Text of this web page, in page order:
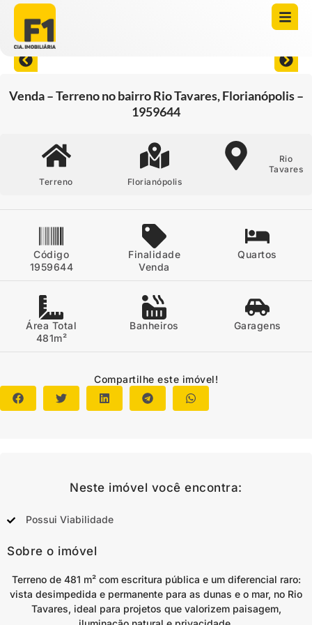
Venda – Terreno no bairro Rio Tavares, Florianópolis –
1959644
Terreno Florianópolis
Rio
Tavares
Código
1959644
Finalidade
Venda
Quartos
Área Total
481m²
Banheiros Garagens
Compartilhe este imóvel!
Neste imóvel você encontra:
Possui Viabilidade
Sobre o imóvel
Terreno de 481 m² com escritura pública e um diferencial raro:
vista desimpedida e permanente para as dunas e o mar, no Rio
Tavares, ideal para projetos que valorizem paisagem,